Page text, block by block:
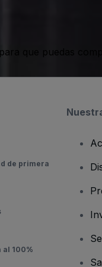
que puedas
de primera
al 100%